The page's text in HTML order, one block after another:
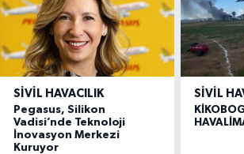
SIVIL HAVACILIK
Pegasus, Silikon
Vadisi’nde Teknoloji
İnovasyon Merkezi
Kuruyor
SIVIL